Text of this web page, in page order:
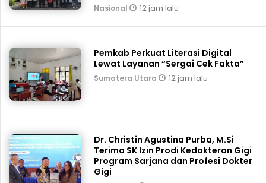
Nasional 12 jam lalu
Pemkab Perkuat Literasi Digital
Lewat Layanan “Sergai Cek Fakta”
Sumatera Utara 12 jam lalu
Dr. Christin Agustina Purba, M.Si
Terima SK Izin Prodi Kedokteran Gigi
Program Sarjana dan Profesi Dokter
Gigi